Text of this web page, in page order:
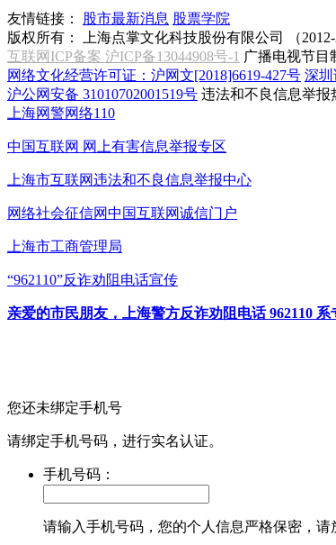
友情链接： 股市最新消息 股票学院
版权所有：
上海点掌文化科技股份有限公司 （2012-
互联网ICP备案 沪ICP备13044908号-1 广播电视节目
网络文化经营许可证：沪网文[2018]6619-427号 深
沪公网安备 31010702001519号 违法和不良信息举报
上海网警网络110
中国互联网 网上有害信息举报专区
上海市互联网违法和不良信息举报中心
网络社会征信网中国互联网诚信门户
上海市工商管理局
“962110”反诈劝阻电话宣传
亲爱的市民朋友，上海警方反诈劝阻电话 962110
您还未绑定手机号
请绑定手机号码，进行实名认证。
手机号码：
请输入手机号码，您的个人信息严格保密，请